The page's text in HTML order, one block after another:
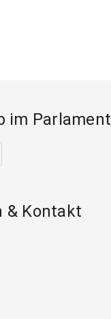
im Parlament
& Kontakt